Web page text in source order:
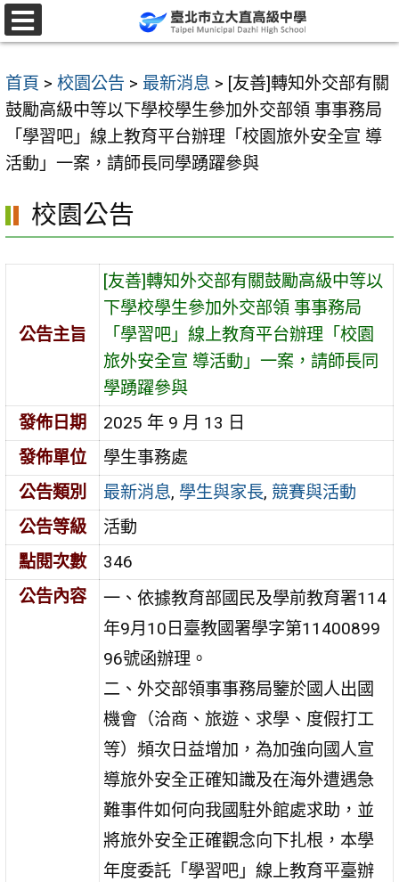
跳
至
要
內
區
首頁 > 校園公告 > 最新消息 > [友善]轉知外交部有關
鼓勵高級中等以下學校學生參加外交部領 事事務局
「學習吧」線上教育平台辦理「校園旅外安全宣 導
活動」一案，請師長同學踴躍參與
校園公告
公告主旨
[友善]轉知外交部有關鼓勵高級中等以
下學校學生參加外交部領 事事務局
「學習吧」線上教育平台辦理「校園
旅外安全宣 導活動」一案，請師長同
學踴躍參與
發佈日期
2025 年 9 月 13 日
發佈單位
學生事務處
公告類別
最新消息, 學生與家長, 競賽與活動
公告等級
活動
點閱次數
346
公告內容
一、依據教育部國民及學前教育署114
年9月10日臺教國署學字第11400899
96號函辦理。
二、外交部領事事務局鑒於國人出國
機會（洽商、旅遊、求學、度假打工
等）頻次日益增加，為加強向國人宣
導旅外安全正確知識及在海外遭遇急
難事件如何向我國駐外館處求助，並
將旅外安全正確觀念向下扎根，本學
年度委託「學習吧」線上教育平臺辦
選
單